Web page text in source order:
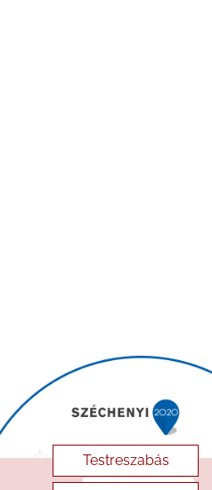
Testreszabás